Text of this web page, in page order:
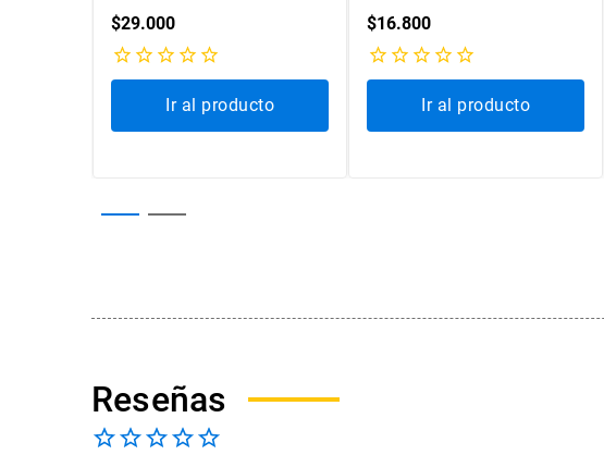
$29.000
Ir al producto
$16.800
Ir al producto